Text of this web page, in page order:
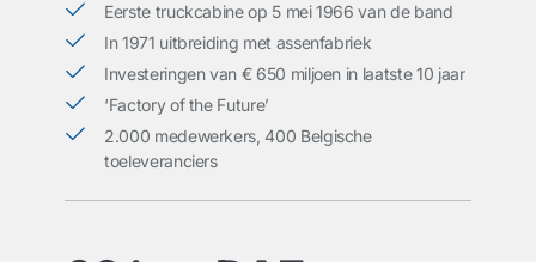
Eerste truckcabine op 5 mei 1966 van de band
In 1971 uitbreiding met assenfabriek
Investeringen van € 650 miljoen in laatste 10 jaar
‘Factory of the Future’
2.000 medewerkers, 400 Belgische
toeleveranciers